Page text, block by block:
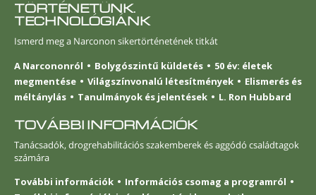
TÖRTÉNETÜNK.
TECHNOLÓGIÁNK
Ismerd meg a Narconon sikertörténetének titkát
A Narcononról
Bolygószintű küldetés
50 év: életek
megmentése
Világszínvonalú létesítmények
Elismerés és
méltánylás
Tanulmányok és jelentések L. Ron Hubbard
TOVÁBBI INFORMÁCIÓK
Tanácsadók, drogrehabilitációs szakemberek és aggódó családtagok
számára
További információk
Információs csomag a programról